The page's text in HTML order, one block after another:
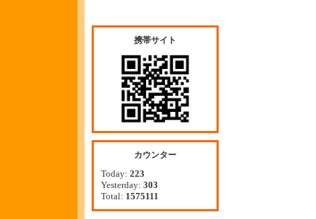
携帯サイト
カウンター
Today: 223
Yesterday: 303
Total: 1575111